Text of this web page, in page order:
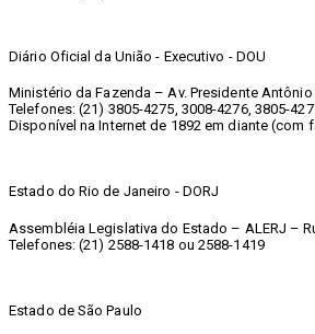
Diário Oficial da União - Executivo - DOU
Ministério da Fazenda – Av. Presidente
Telefones: (21) 3805-4275, 3008-4276, 3805-
Disponível na Internet de 1892 em diante (com
Estado do Rio de Janeiro - DORJ
Assembléia Legislativa do Estado – ALERJ –
Telefones: (21) 2588-1418 ou 2588-1419
Estado de São Paulo